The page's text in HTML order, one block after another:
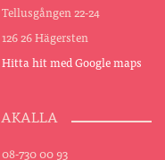
Tellusgången 22-24
126 26 Hägersten
Hitta hit med Google maps
AKALLA
08-730 00 93